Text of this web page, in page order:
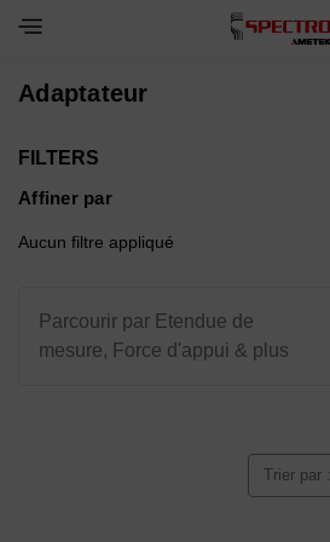
Toggle Navigation Menu
Adaptateur
FILTERS
Affiner par
Aucun filtre appliqué
Parcourir par Etendue de
mesure, Force d'appui & plus
Trier par :